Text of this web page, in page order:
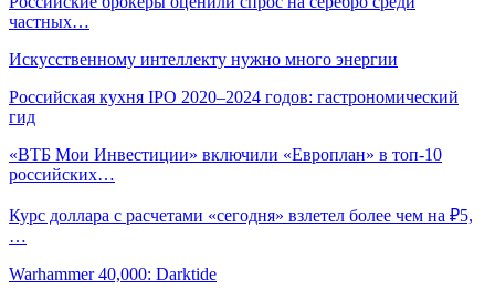
частных…
Искусственному интеллекту нужно много энергии
Российская кухня IPO 2020–2024 годов: гастрономический
гид
«ВТБ Мои Инвестиции» включили «Европлан» в топ-10
российских…
Курс доллара с расчетами «сегодня» взлетел более чем на ₽5,
…
Warhammer 40,000: Darktide